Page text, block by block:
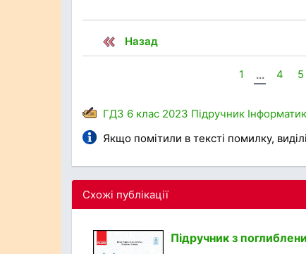
Назад
1 ... 4 5
ГДЗ 6 клас 2023 Підручник
Якщо помітили в тексті помилку,
Схожі публікації
Підручник з